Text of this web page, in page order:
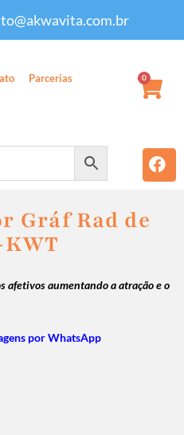
Parcerias 0
Gráf Rad de
aumentando a atração e o
por WhatsApp